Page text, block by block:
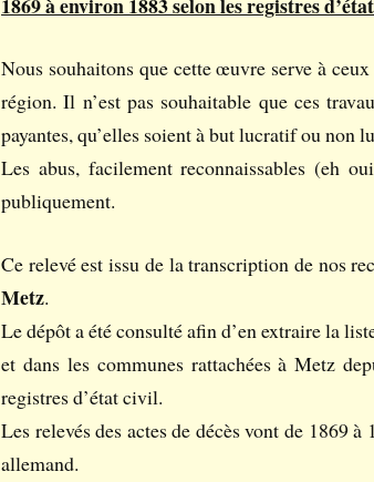
Nous souhaitons que cette œuvre serve à
région. Il n’est pas souhaitable que ces
payantes, qu’elles soient à but lucratif ou non
Les abus, facilement reconnaissables (eh
publiquement.
Ce relevé est issu de la transcription de nos
Metz.
Le dépôt a été consulté afin d’en extraire la
et dans les communes rattachées à Metz
registres d’état civil.
Les relevés des actes de décès vont de 1869
allemand.